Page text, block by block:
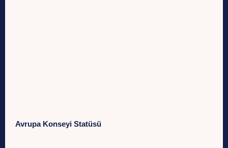
Avrupa Konseyi Statüsü